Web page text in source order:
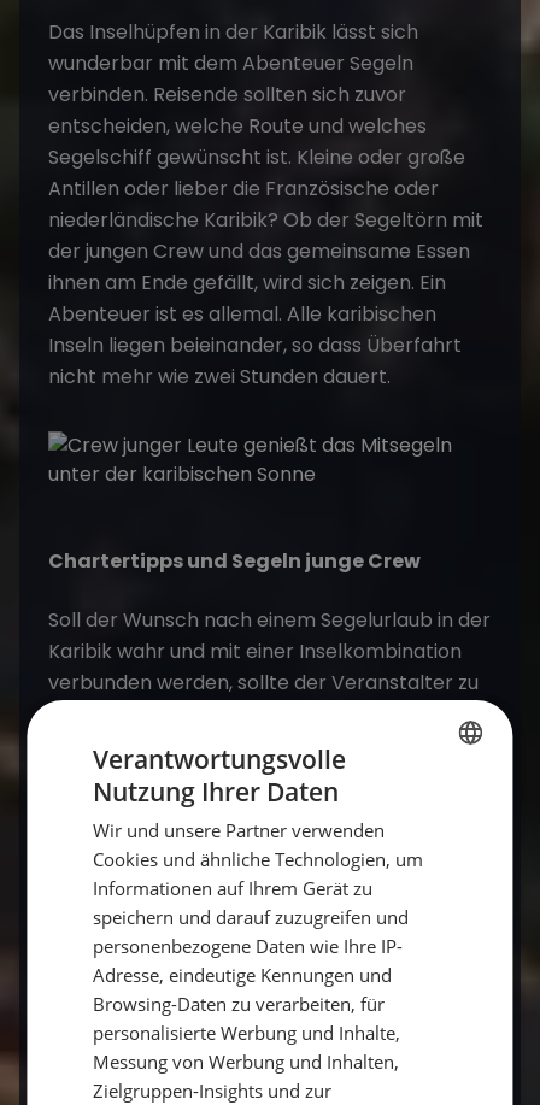
Das Inselhüpfen in der Karibik lässt sich
wunderbar mit dem Abenteuer Segeln
verbinden. Reisende sollten sich zuvor
entscheiden, welche Route und welches
Segelschiff gewünscht ist. Kleine oder große
Antillen oder lieber die Französische oder
niederländische Karibik? Ob der Segeltörn mit
der jungen Crew und das gemeinsame Essen
ihnen am Ende gefällt, wird sich zeigen. Ein
Abenteuer ist es allemal. Alle karibischen
Inseln liegen beieinander, so dass Überfahrt
nicht mehr wie zwei Stunden dauert.
Chartertipps und Segeln junge Crew
Soll der Wunsch nach einem Segelurlaub in der
Karibik wahr und mit einer Inselkombination
verbunden werden, sollte der Veranstalter zu
Wünsche zu berücksichtigen. Skippertipps
bietet die Crew. Island Hopping ist jederzeit
möglich mit einem Segelboot. Die Vorteile
liegen darin, während des Segelns viele
verschiedene Insel und ihre Highlights kennen
zu lernen. Die Inseln bieten außer
himmelblauem Meer, Puderzuckerstrände,
großartige Restaurants und schwimmende
Märkte. Außerdem gibt es eine Seilbahn auf
Puerto Plata, einen bunten Markt in
Guadeloupe und in Tobago
Strömungstauchen. Musikfeste und Karneval
Verantwortungsvolle
Nutzung Ihrer Daten
Wir und unsere Partner verwenden
Cookies und ähnliche Technologien, um
Informationen auf Ihrem Gerät zu
speichern und darauf zuzugreifen und
personenbezogene Daten wie Ihre IP-
Adresse, eindeutige Kennungen und
Browsing-Daten zu verarbeiten, für
personalisierte Werbung und Inhalte,
Messung von Werbung und Inhalten,
Zielgruppen-Insights und zur